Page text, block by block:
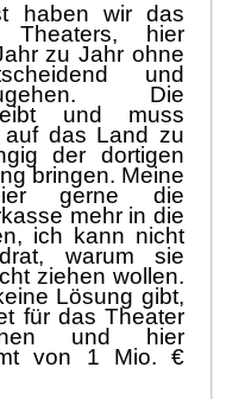
haben wir das
Theaters, hier
zu Jahr ohne
und
Die
und muss
auf das Land zu
der dortigen
bringen. Meine
gerne die
mehr in die
ich kann nicht
warum sie
ziehen wollen.
Lösung gibt,
für das Theater
hen und hier
von 1 Mio. €